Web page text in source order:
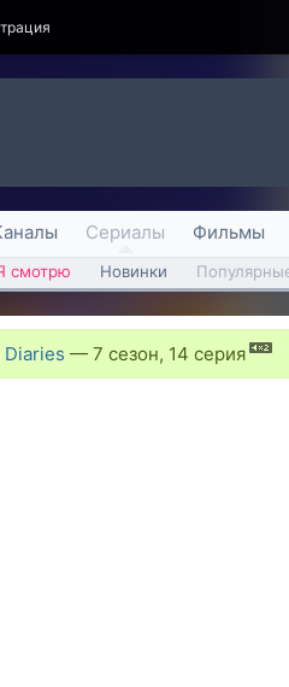
Сериалы Фильмы
смотрю Новинки
— 7 сезон, 14 серия